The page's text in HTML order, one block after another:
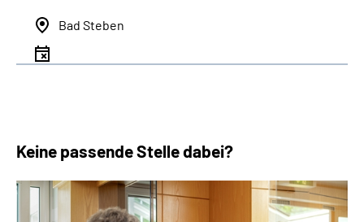
Bad Steben
Keine passende Stelle dabei?